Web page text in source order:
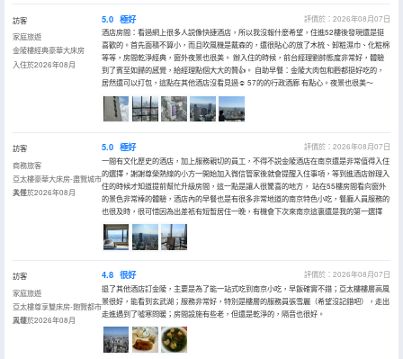
訪客
家庭旅遊
金陵樓經典豪華大床房
入住於2026年08月
5.0 極好
評價於：2026年08月07日
酒店房間：看過網上很多人説像快捷酒店，所以我沒報什麼希望，住進52樓後發現還是挺
喜歡的。首先面積不算小，而且吹風機是戴森的，還很貼心的放了木梳、卸粧濕巾、化粧棉
等等，房間乾淨經典，窗外夜景也很美。 辦入住的時候，前台經理劉帥態度非常好，體驗
到了賓至如歸的感覺，給經理點個大大的贊👍。 自助早餐：金陵大肉包和麪都挺好吃的，
居然還可以打包，這點在其他酒店沒看見過☺️ 57的的行政酒廊 有點心。夜景也很美～
訪客
商務旅客
亞太樓豪華大床房-盡覽城市
美景
入住於2026年08月
5.0 極好
評價於：2026年08月07日
一間有文化歷史的酒店，加上服務親切的員工，不得不説金陵酒店在南京還是非常值得入住
的選擇，謝謝尊榮熱線的小方一開始加入微信管家後就會提醒入住事項，等到進酒店辦理入
住的時候才知道提前幫忙升級房間，這一點是讓人很驚喜的地方， 站在55樓房間看向窗外
的景色非常棒的體驗，酒店內的早餐也是有很多非常地道的南京特色小吃，餐廳人員服務的
也很及時，很可惜因為出差衹有短暫居住一晚，有機會下次來南京這裏還是我的第一選擇
訪客
家庭旅遊
亞太樓尊享雙床房-飽覽都市
風華
入住於2026年08月
4.8 很好
評價於：2026年08月07日
退了其他酒店訂金陵，主要是為了能一站式吃到南京小吃，早飯確實不錯；亞太樓樓層高風
景很好，能看到玄武湖；服務非常好，特別是樓層的服務員張雪麗（希望沒記錯吧），走出
走進遇到了噓寒問暖；房間設施有些老，但還是乾淨的，隔音也很好。